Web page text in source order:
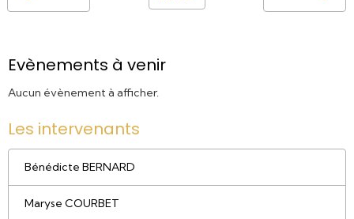
Evènements à venir
Aucun évènement à afficher.
Les intervenants
Bénédicte BERNARD
Maryse COURBET